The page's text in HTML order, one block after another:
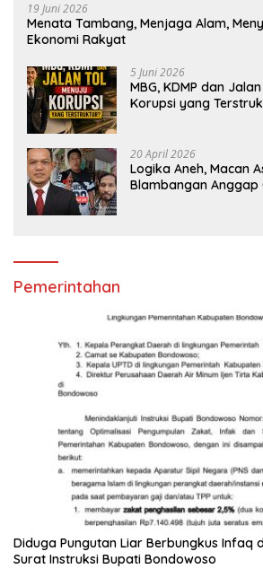
19 Juni 2026
Menata Tambang, Menjaga Alam,
Ekonomi Rakyat
5 Juni 2026
MBG, KDMP dan
Korupsi yang
20 April 2026
Logika Aneh, Macan
Blambangan Anggap
Pemerintahan
Diduga Pungutan Liar Berbungkus Infaq
Surat Instruksi Bupati Bondowoso